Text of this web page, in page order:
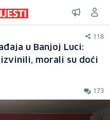
118
u Banjoj Luci:
izvinili, morali su doći
173